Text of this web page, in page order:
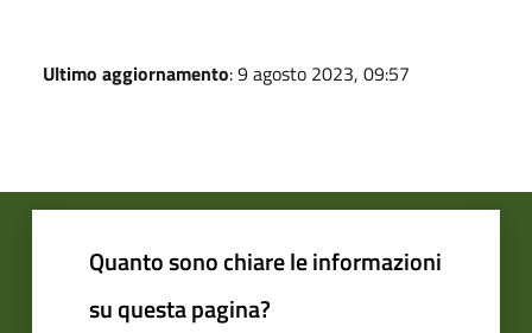
Ultimo aggiornamento: 9 agosto 2023, 09:57
Quanto sono chiare le informazioni
su questa pagina?